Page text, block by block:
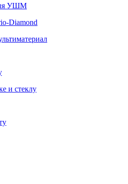
УШМ
Diamond
и стеклу